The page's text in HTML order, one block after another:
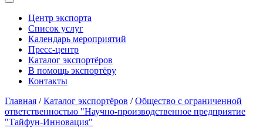
Центр экспорта
Список услуг
Календарь мероприятий
Пресс-центр
Каталог экспортёров
В помощь экспортёру
Контакты
Главная /Каталог экспортёров /Общество с ограниченной
ответственностью "Научно-производственное предприятие
"Тайфун-Инновация"